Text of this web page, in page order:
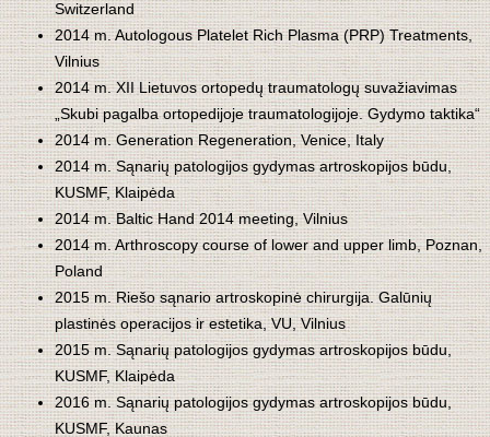
Switzerland
2014 m. Autologous Platelet Rich Plasma (PRP) Treatments,
Vilnius
2014 m. XII Lietuvos ortopedų traumatologų suvažiavimas
„Skubi pagalba ortopedijoje traumatologijoje. Gydymo taktika“
2014 m. Generation Regeneration, Venice, Italy
2014 m. Sąnarių patologijos gydymas artroskopijos būdu,
KUSMF, Klaipėda
2014 m. Baltic Hand 2014 meeting, Vilnius
2014 m. Arthroscopy course of lower and upper limb, Poznan,
Poland
2015 m. Riešo sąnario artroskopinė chirurgija. Galūnių
plastinės operacijos ir estetika, VU, Vilnius
2015 m. Sąnarių patologijos gydymas artroskopijos būdu,
KUSMF, Klaipėda
2016 m. Sąnarių patologijos gydymas artroskopijos būdu,
KUSMF, Kaunas